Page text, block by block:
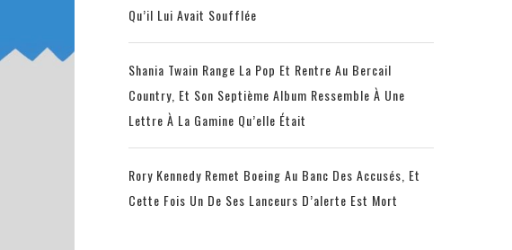
Qu’il Lui Avait Soufflée
Shania Twain Range La Pop Et Rentre Au Bercail
Country, Et Son Septième Album Ressemble À Une
Lettre À La Gamine Qu’elle Était
Rory Kennedy Remet Boeing Au Banc Des Accusés, Et
Cette Fois Un De Ses Lanceurs D’alerte Est Mort